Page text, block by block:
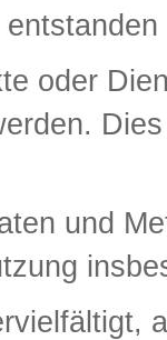
oder
und